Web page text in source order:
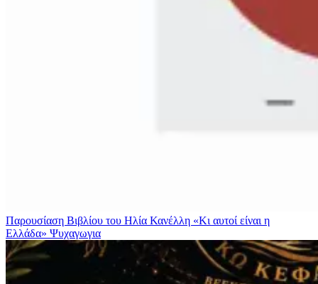
Παρουσίαση Βιβλίου του Ηλία Κανέλλη «Κι αυτοί είναι η
Ελλάδα» Ψυχαγωγια